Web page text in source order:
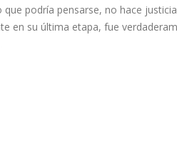
podría pensarse, no hace
en su última etapa, fue